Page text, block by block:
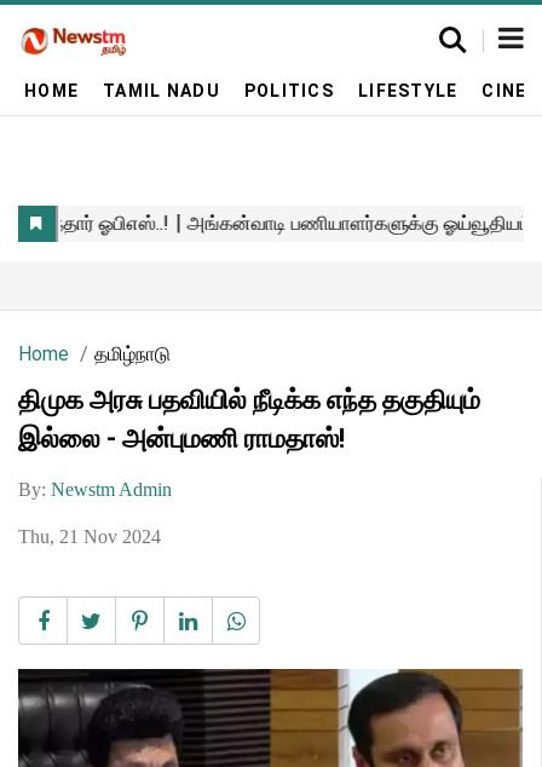
HOME TAMIL NADU POLITICS LIFESTYLE
Home தமிழ்நாடு
திமுக அரசு பதவியில் நீடிக்க எந்த தகுதியும்
இல்லை - அன்புமணி ராமதாஸ்!
By: Newstm Admin
Thu, 21 Nov 2024